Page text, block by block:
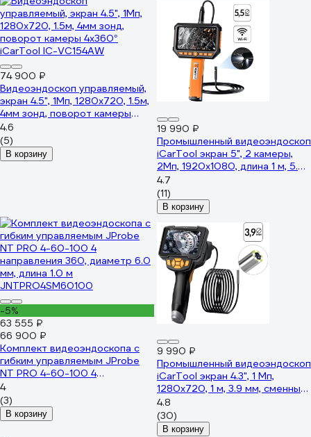
74 900 ₽
Видеоэндоскоп управляемый,
экран 4.5", 1Мп, 1280x720, 1.5м,
4мм зонд, поворот камеры
4х360° iCarTool IC-VC154AW
4.6
(5)
В корзину
19 990 ₽
Промышленный видеоэндоскоп
iCarTool экран 5", 2 камеры,
2Мп, 1920x1080, длина 1 м, 5.5
мм, сменный зонд IC-V116B
4.7
(11)
В корзину
-5%
63 555 ₽
66 900 ₽
Комплект видеоэндоскопа c
гибким управляемым JProbe
NT PRO 4-60-100 4
направления 360, диаметр 6.0
мм, длина 1.0 м
JNTPRO4SM60100
4
(3)
В корзину
9 990 ₽
Промышленный видеоэндоскоп
iCarTool экран 4.3", 1 Мп,
1280x720, 1 м, 3.9 мм, сменный
зонд IC-V112C
4.8
(30)
В корзину